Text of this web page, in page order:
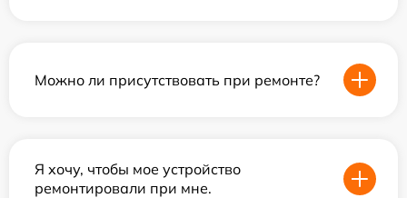
Можно ли присутствовать при ремонте?
Я хочу, чтобы мое устройство
ремонтировали при мне.